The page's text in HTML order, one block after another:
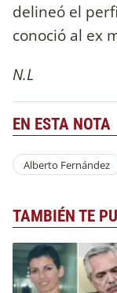
delineó el
conoció al ex
N.L
EN ESTA NOTA
Alberto Fernández
TAMBIÉN TE